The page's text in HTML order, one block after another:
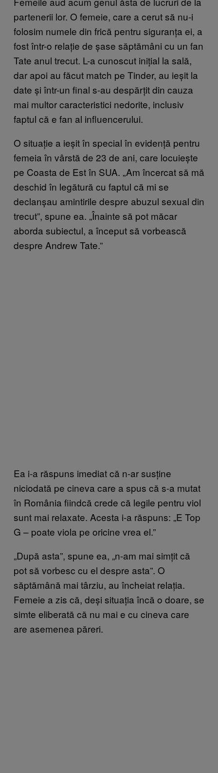
partenerii lor. O femeie, care a cerut să nu-i
folosim numele din frică pentru siguranța ei, a
fost într-o relație de șase săptămâni cu un fan
Tate anul trecut. L-a cunoscut inițial la sală,
dar apoi au făcut match pe Tinder, au ieșit la
date și într-un final s-au despărțit din cauza
mai multor caracteristici nedorite, inclusiv
faptul că e fan al influencerului.
O situație a ieșit în special în evidență pentru
femeia în vârstă de 23 de ani, care locuiește
pe Coasta de Est în SUA. „Am încercat să mă
deschid în legătură cu faptul că mi se
declanșau amintirile despre abuzul sexual din
trecut”, spune ea. „Înainte să pot măcar
aborda subiectul, a început să vorbească
despre Andrew Tate.”
Ea i-a răspuns imediat că n-ar susține
niciodată pe cineva care a spus că s-a mutat
în România fiindcă crede că legile pentru viol
sunt mai relaxate. Acesta i-a răspuns: „E Top
G – poate viola pe oricine vrea el.”
„După asta”, spune ea, „n-am mai simțit că
pot să vorbesc cu el despre asta”. O
săptămână mai târziu, au încheiat relația.
Femeie a zis că, deși situația încă o doare, se
simte eliberată că nu mai e cu cineva care
are asemenea păreri.